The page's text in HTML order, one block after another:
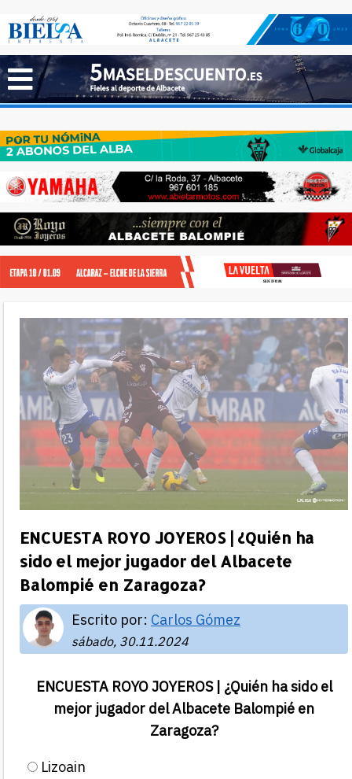
ENCUESTA ROYO JOYEROS | ¿Quién ha
sido el mejor jugador del Albacete
Balompié en Zaragoza?
Escrito por: Carlos Gómez
sábado, 30.11.2024
ENCUESTA ROYO JOYEROS | ¿Quién ha sido el
mejor jugador del Albacete Balompié en
Zaragoza?
Lizoain